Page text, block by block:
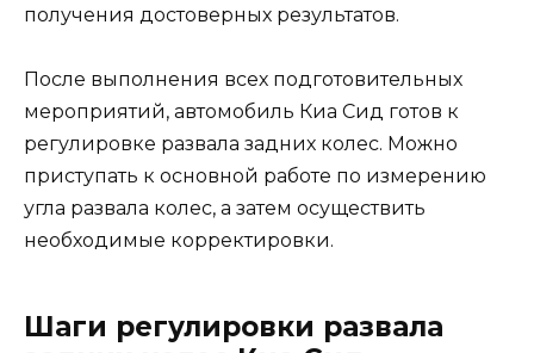
получения достоверных результатов.
После выполнения всех подготовительных
мероприятий, автомобиль Киа Сид готов к
регулировке развала задних колес. Можно
приступать к основной работе по измерению
угла развала колес, а затем осуществить
необходимые корректировки.
Шаги регулировки развала